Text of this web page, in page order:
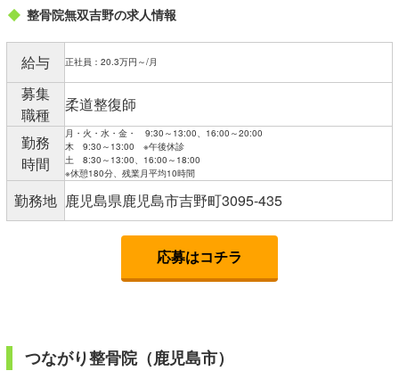
整骨院無双吉野の求人情報
給与 正社員：20.3万円～/月
募集
職種
柔道整復師
勤務
時間
月・火・水・金・ 9:30～13:00、16:00～20:00
木 9:30～13:00 ※午後休診
土 8:30～13:00、16:00～18:00
※休憩180分、残業月平均10時間
勤務地 鹿児島県鹿児島市吉野町3095-435
応募はコチラ
つながり整骨院（鹿児島市）